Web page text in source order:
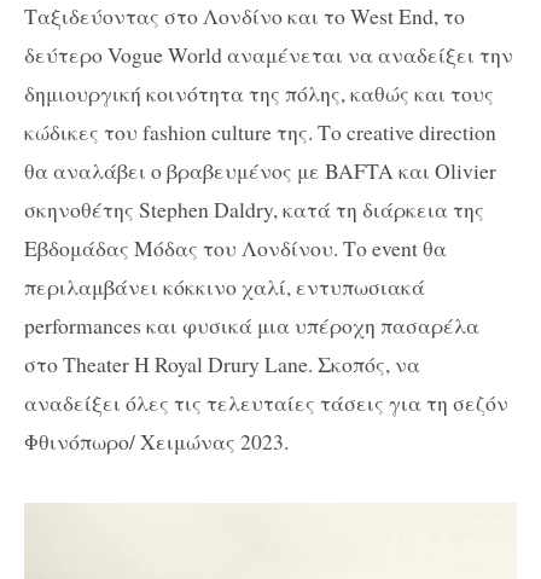
Ταξιδεύοντας στο Λονδίνο και το West End, το
δεύτερο Vogue World αναμένεται να αναδείξει την
δημιουργική κοινότητα της πόλης, καθώς και τους
κώδικες του fashion culture της. Το creative direction
θα αναλάβει ο βραβευμένος με BAFTA και Olivier
σκηνοθέτης Stephen Daldry, κατά τη διάρκεια της
Εβδομάδας Μόδας του Λονδίνου. Το event θα
περιλαμβάνει κόκκινο χαλί, εντυπωσιακά
performances και φυσικά μια υπέροχη πασαρέλα
στο Theater Η Royal Drury Lane. Σκοπός, να
αναδείξει όλες τις τελευταίες τάσεις για τη σεζόν
Φθινόπωρο/ Χειμώνας 2023.